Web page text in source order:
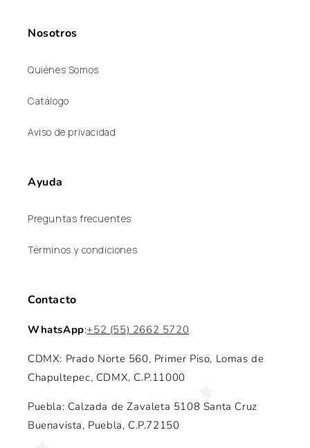
Nosotros
Quiénes Somos
Catálogo
Aviso de privacidad
Ayuda
Preguntas frecuentes
Términos y condiciones
Contacto
WhatsApp:+52 (55) 2662 5720
CDMX: Prado Norte 560, Primer Piso, Lomas de
Chapultepec, CDMX, C.P.11000
Puebla: Calzada de Zavaleta 5108 Santa Cruz
Buenavista, Puebla, C.P.72150